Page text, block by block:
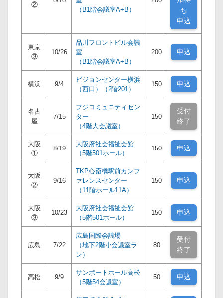
②
（B1階会議室A+B）
ち
申込
東京
③
10/26
品川フロントビル会議
室
（B1階会議室A+B）
200 申込
横浜 9/4
ビジョンセンター横浜
（西口）（2階201）
150 申込
名古
屋
7/15
フジコミュニティセン
ター
（4階大会議室）
150
受付
終了
大阪
①
8/19
大阪府社会福祉会館
（5階501ホール）
150 申込
大阪
②
9/16
TKP心斎橋駅前カンフ
ァレンスセンター
（11階ホール11A）
150 申込
大阪
③
10/23
大阪府社会福祉会館
（5階501ホール）
150 申込
広島 7/22
広島国際会議場
（地下2階小会議室ラ
ン）
80
受付
終了
高松 9/9
サンポートホール高松
（5階54会議室）
50 申込